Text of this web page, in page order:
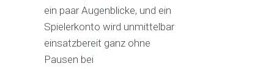
ein paar Augenblicke, und ein
Spielerkonto wird unmittelbar
einsatzbereit ganz ohne
Pausen bei